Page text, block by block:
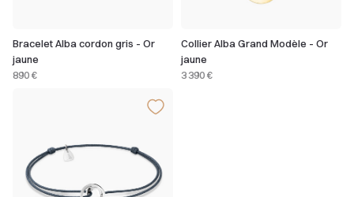
Bracelet Alba cordon gris - Or
jaune
890 €
Collier Alba Grand Modèle - Or
jaune
3 390 €